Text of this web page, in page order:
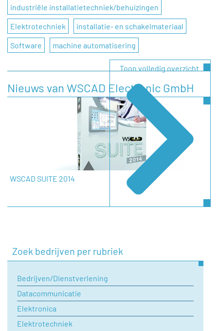
Bedrijfsnaam
Telefoonnummer
industriële installatietechniek/behuizingen
Elektrotechniek installatie- en schakelmateriaal
Software machine automatisering
Nieuws van WSCAD Electronic GmbH
WSCAD SUITE 2014
Toon volledig overzicht
Zoek bedrijven per rubriek
Bedrijven/Dienstverlening
Datacommunicatie
Elektronica
Elektrotechniek